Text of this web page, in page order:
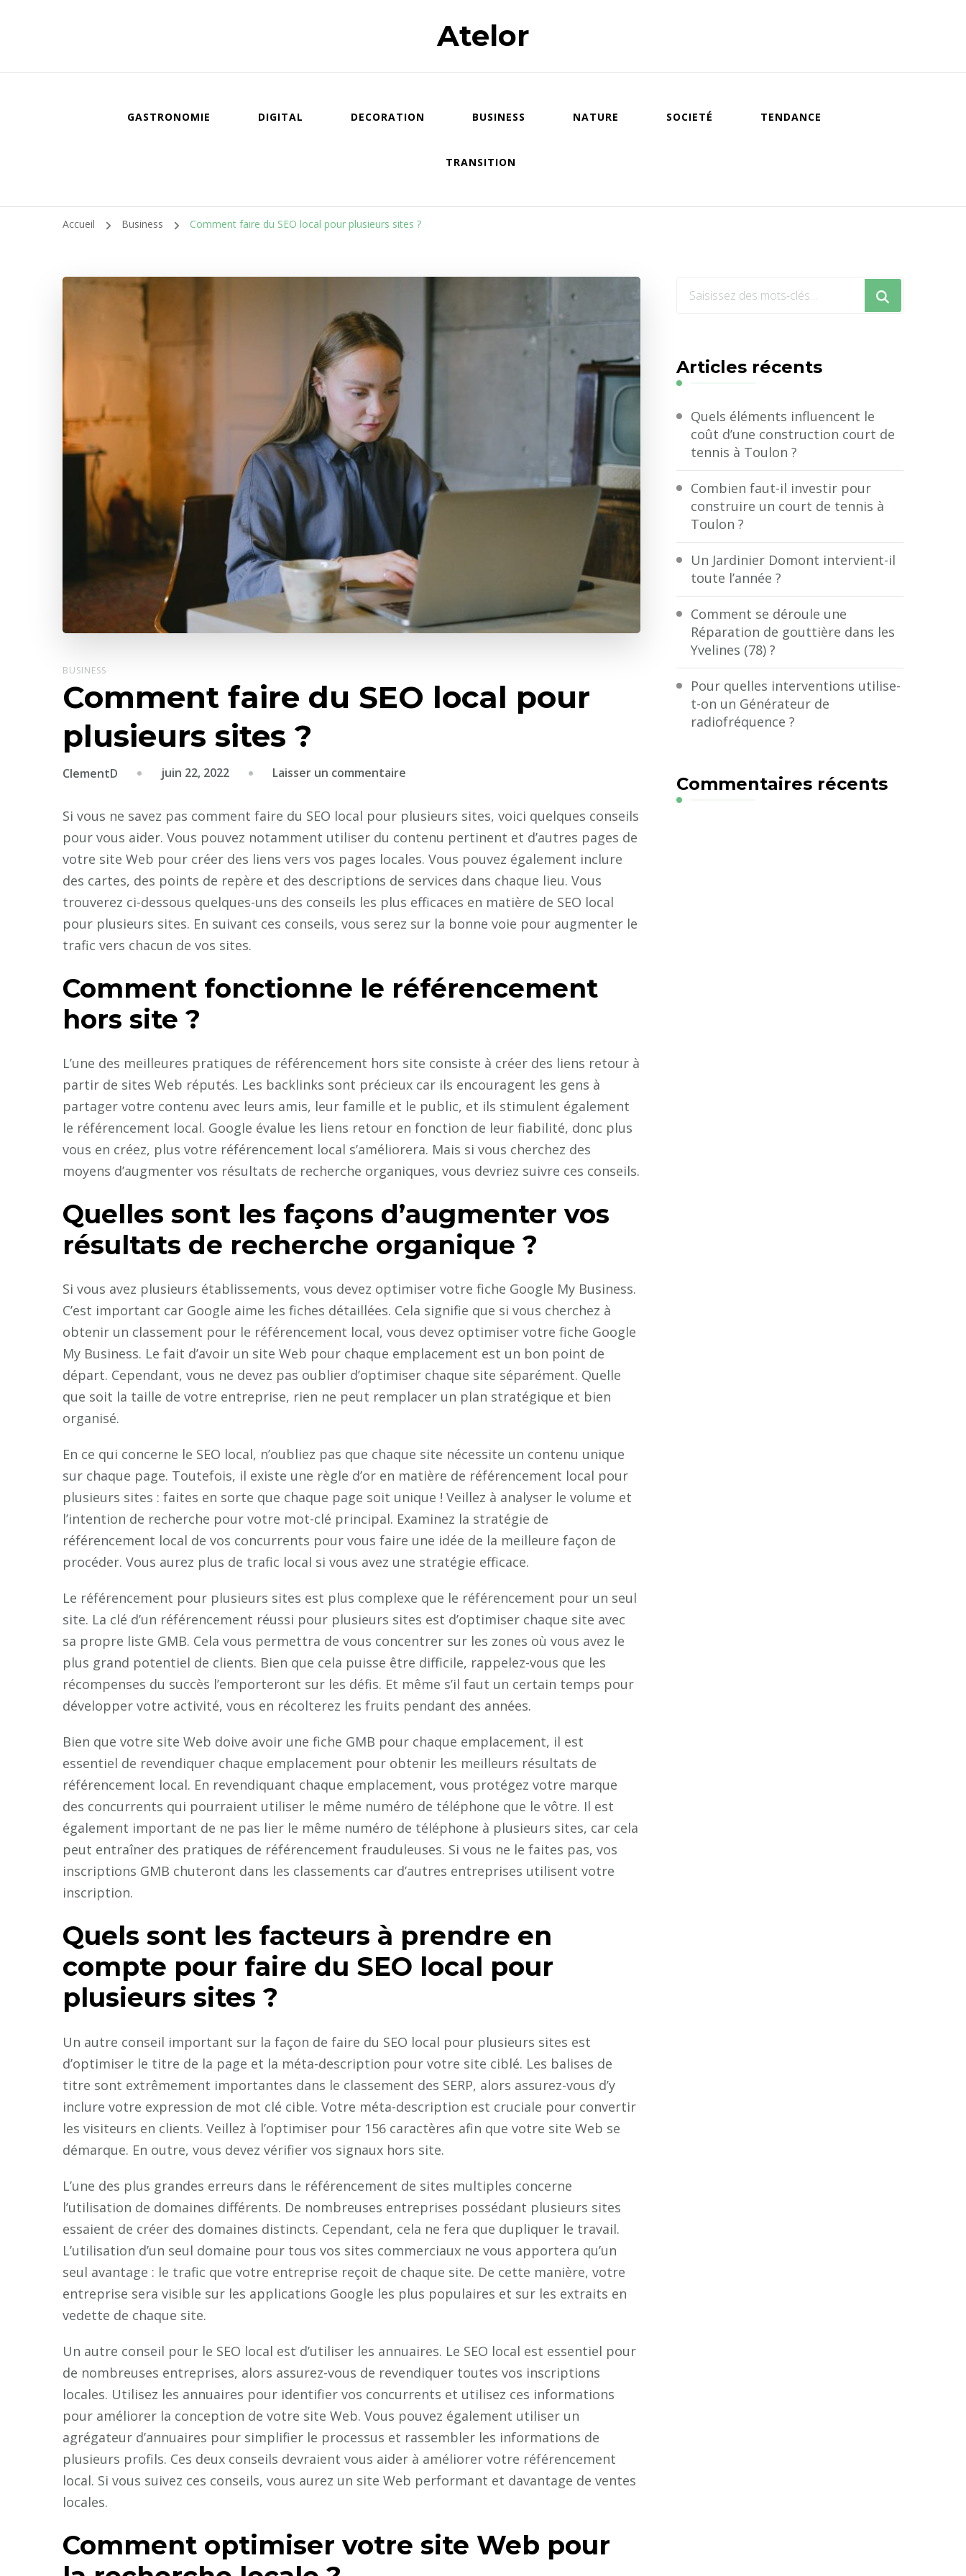
Atelor
GASTRONOMIE DIGITAL DECORATION BUSINESS NATURE SOCIETÉ TENDANCE
TRANSITION
Accueil Business Comment faire du SEO local pour plusieurs sites ?
BUSINESS
Comment faire du SEO local pour
plusieurs sites ?
ClementD juin 22, 2022 Laisser un commentaire
faire
du
local
pour
plusieurs
sites
Si vous ne savez pas comment faire du SEO local pour plusieurs sites, voici quelques conseils
pour vous aider. Vous pouvez notamment utiliser du contenu pertinent et d’autres pages de
votre site Web pour créer des liens vers vos pages locales. Vous pouvez également inclure
des cartes, des points de repère et des descriptions de services dans chaque lieu. Vous
trouverez ci-dessous quelques-uns des conseils les plus efficaces en matière de SEO local
pour plusieurs sites. En suivant ces conseils, vous serez sur la bonne voie pour augmenter le
trafic vers chacun de vos sites.
Comment fonctionne le référencement
hors site ?
L’une des meilleures pratiques de référencement hors site consiste à créer des liens retour à
partir de sites Web réputés. Les backlinks sont précieux car ils encouragent les gens à
partager votre contenu avec leurs amis, leur famille et le public, et ils stimulent également
le référencement local. Google évalue les liens retour en fonction de leur fiabilité, donc plus
vous en créez, plus votre référencement local s’améliorera. Mais si vous cherchez des
moyens d’augmenter vos résultats de recherche organiques, vous devriez suivre ces conseils.
Quelles sont les façons d’augmenter vos
résultats de recherche organique ?
Si vous avez plusieurs établissements, vous devez optimiser votre fiche Google My Business.
C’est important car Google aime les fiches détaillées. Cela signifie que si vous cherchez à
obtenir un classement pour le référencement local, vous devez optimiser votre fiche Google
My Business. Le fait d’avoir un site Web pour chaque emplacement est un bon point de
départ. Cependant, vous ne devez pas oublier d’optimiser chaque site séparément. Quelle
que soit la taille de votre entreprise, rien ne peut remplacer un plan stratégique et bien
organisé.
En ce qui concerne le SEO local, n’oubliez pas que chaque site nécessite un contenu unique
sur chaque page. Toutefois, il existe une règle d’or en matière de référencement local pour
plusieurs sites : faites en sorte que chaque page soit unique ! Veillez à analyser le volume et
l’intention de recherche pour votre mot-clé principal. Examinez la stratégie de
référencement local de vos concurrents pour vous faire une idée de la meilleure façon de
procéder. Vous aurez plus de trafic local si vous avez une stratégie efficace.
Le référencement pour plusieurs sites est plus complexe que le référencement pour un seul
site. La clé d’un référencement réussi pour plusieurs sites est d’optimiser chaque site avec
sa propre liste GMB. Cela vous permettra de vous concentrer sur les zones où vous avez le
plus grand potentiel de clients. Bien que cela puisse être difficile, rappelez-vous que les
récompenses du succès l’emporteront sur les défis. Et même s’il faut un certain temps pour
développer votre activité, vous en récolterez les fruits pendant des années.
Bien que votre site Web doive avoir une fiche GMB pour chaque emplacement, il est
essentiel de revendiquer chaque emplacement pour obtenir les meilleurs résultats de
référencement local. En revendiquant chaque emplacement, vous protégez votre marque
des concurrents qui pourraient utiliser le même numéro de téléphone que le vôtre. Il est
également important de ne pas lier le même numéro de téléphone à plusieurs sites, car cela
peut entraîner des pratiques de référencement frauduleuses. Si vous ne le faites pas, vos
inscriptions GMB chuteront dans les classements car d’autres entreprises utilisent votre
inscription.
Quels sont les facteurs à prendre en
compte pour faire du SEO local pour
plusieurs sites ?
Un autre conseil important sur la façon de faire du SEO local pour plusieurs sites est
d’optimiser le titre de la page et la méta-description pour votre site ciblé. Les balises de
titre sont extrêmement importantes dans le classement des SERP, alors assurez-vous d’y
inclure votre expression de mot clé cible. Votre méta-description est cruciale pour convertir
les visiteurs en clients. Veillez à l’optimiser pour 156 caractères afin que votre site Web se
démarque. En outre, vous devez vérifier vos signaux hors site.
L’une des plus grandes erreurs dans le référencement de sites multiples concerne
l’utilisation de domaines différents. De nombreuses entreprises possédant plusieurs sites
essaient de créer des domaines distincts. Cependant, cela ne fera que dupliquer le travail.
L’utilisation d’un seul domaine pour tous vos sites commerciaux ne vous apportera qu’un
seul avantage : le trafic que votre entreprise reçoit de chaque site. De cette manière, votre
entreprise sera visible sur les applications Google les plus populaires et sur les extraits en
vedette de chaque site.
Un autre conseil pour le SEO local est d’utiliser les annuaires. Le SEO local est essentiel pour
de nombreuses entreprises, alors assurez-vous de revendiquer toutes vos inscriptions
locales. Utilisez les annuaires pour identifier vos concurrents et utilisez ces informations
pour améliorer la conception de votre site Web. Vous pouvez également utiliser un
agrégateur d’annuaires pour simplifier le processus et rassembler les informations de
plusieurs profils. Ces deux conseils devraient vous aider à améliorer votre référencement
local. Si vous suivez ces conseils, vous aurez un site Web performant et davantage de ventes
locales.
Comment optimiser votre site Web pour
Vous
?
Articles récents
Quels éléments influencent le
coût d’une construction court de
tennis à Toulon ?
Combien faut-il investir pour
construire un court de tennis à
Toulon ?
Un Jardinier Domont intervient-il
toute l’année ?
Comment se déroule une
Réparation de gouttière dans les
Yvelines (78) ?
Pour quelles interventions utilise-
t-on un Générateur de
radiofréquence ?
Commentaires récents